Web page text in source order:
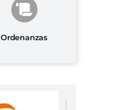
Ordenanzas